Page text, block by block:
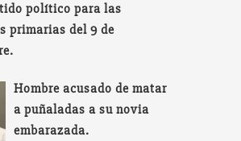
político para las
primarias del 9 de
Hombre acusado de matar
a puñaladas a su novia
embarazada.